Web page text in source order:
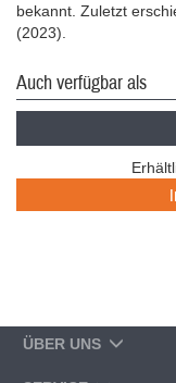
bekannt. Zuletzt
(2023).
Auch verfügbar als
ÜBER UNS